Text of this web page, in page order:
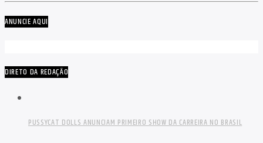
ANUNCIE AQUI
DIRETO DA REDAÇÃO
PUSSYCAT DOLLS ANUNCIAM PRIMEIRO SHOW DA CARREIRA NO BRASIL